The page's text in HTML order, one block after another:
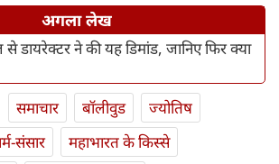
अगला लेख
डायरेक्टर ने की यह डिमांड, जानिए फिर क्या
समाचार बॉलीवुड
ज्योतिष
संसार
महाभारत के किस्से